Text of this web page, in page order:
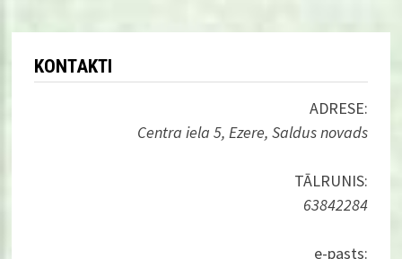
KONTAKTI
ADRESE:
Centra iela 5, Ezere, Saldus novads
TĀLRUNIS:
63842284
e-pasts: